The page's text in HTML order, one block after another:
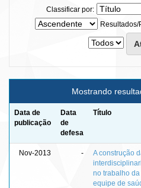
Classificar por:
Resultados/
Mostrando
Data de
publicação
Data
de
defesa
Título
Nov-2013 -
A construção
no trabalho da
equipe de